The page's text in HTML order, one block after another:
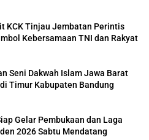
KCK Tinjau Jembatan Perintis
Kebersamaan TNI dan Rakyat
Seni Dakwah Islam Jawa Barat
Timur Kabupaten Bandung
Gelar Pembukaan dan Laga
2026 Sabtu Mendatang